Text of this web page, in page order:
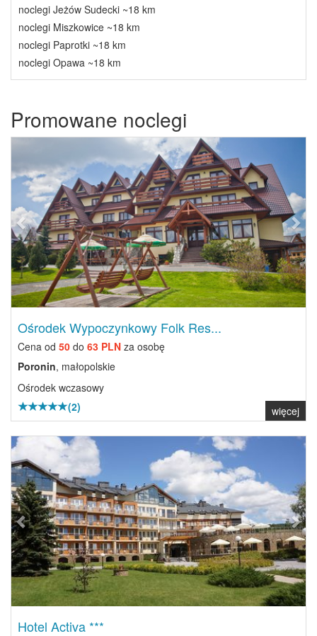
noclegi Jeżów Sudecki ~18 km
noclegi Miszkowice ~18 km
noclegi Paprotki ~18 km
noclegi Opawa ~18 km
Promowane noclegi
Ośrodek Wypoczynkowy Folk Res...
Cena od 50 do 63 PLN za osobę
Poronin, małopolskie
Ośrodek wczasowy
(2)
więcej
Previous Next
Hotel Activa ***